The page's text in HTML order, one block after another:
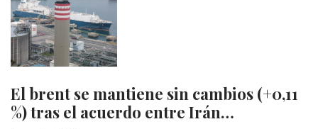
El brent se mantiene sin cambios (+0,11
%) tras el acuerdo entre Irán…